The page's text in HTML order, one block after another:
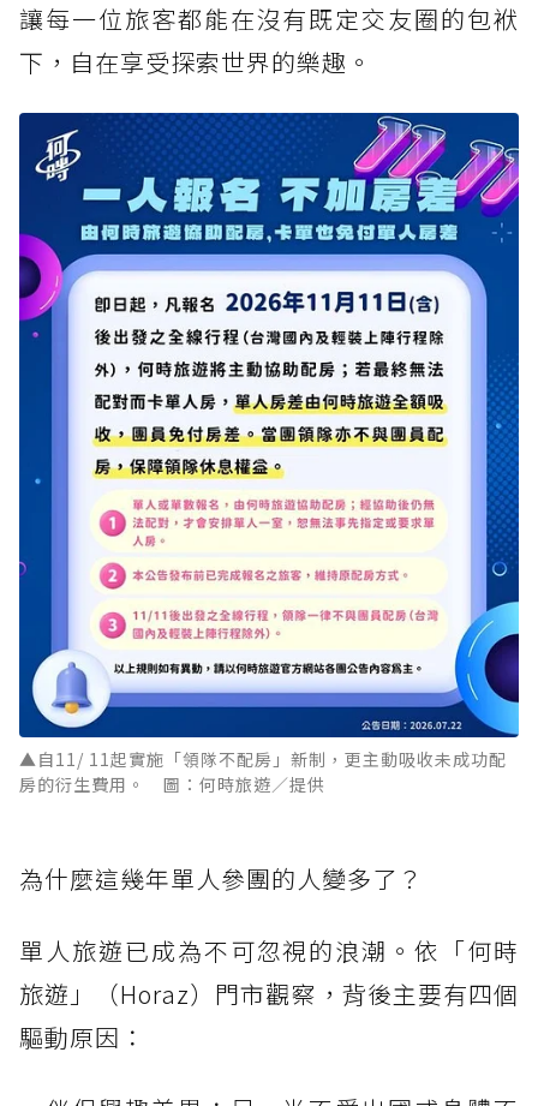
讓每一位旅客都能在沒有既定交友圈的包袱
下，自在享受探索世界的樂趣。
▲自11/ 11起實施「領隊不配房」新制，更主動吸收未成功配
房的衍生費用。 圖：何時旅遊／提供
為什麼這幾年單人參團的人變多了？
單人旅遊已成為不可忽視的浪潮。依「何時
旅遊」（Horaz）門市觀察，背後主要有四個
驅動原因：